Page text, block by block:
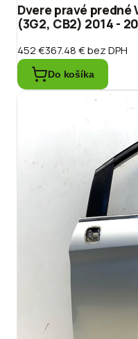
Dvere pravé predné
(3G2, CB2) 2014 -
452 €367.48 €bez DPH
Do košíka